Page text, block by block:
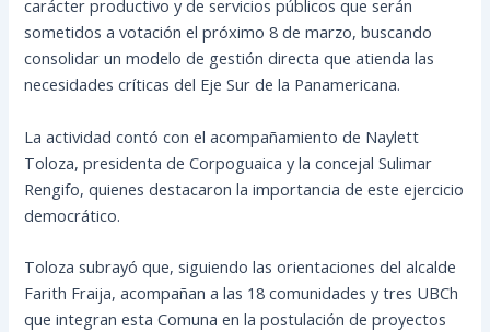
carácter productivo y de servicios públicos que serán
sometidos a votación el próximo 8 de marzo, buscando
consolidar un modelo de gestión directa que atienda las
necesidades críticas del Eje Sur de la Panamericana.
La actividad contó con el acompañamiento de Naylett
Toloza, presidenta de Corpoguaica y la concejal Sulimar
Rengifo, quienes destacaron la importancia de este ejercicio
democrático.
Toloza subrayó que, siguiendo las orientaciones del alcalde
Farith Fraija, acompañan a las 18 comunidades y tres UBCh
que integran esta Comuna en la postulación de proyectos